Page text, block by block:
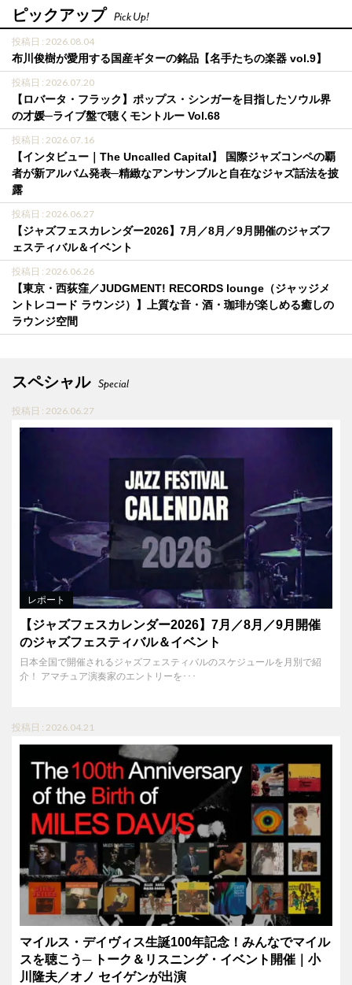
ピックアップ Pick Up!
投稿日 : 2026.08.04
布川俊樹が愛用する国産ギターの銘品【名手たちの楽器 vol.9】
投稿日 : 2026.07.20
【ロバータ・フラック】ポップス・シンガーを目指したソウル界
の才媛─ライブ盤で聴くモントルー Vol.68
投稿日 : 2026.07.16
【インタビュー｜The Uncalled Capital】 国際ジャズコンペの覇
者が新アルバム発表─精緻なアンサンブルと自在なジャズ話法を披
露
投稿日 : 2026.06.27
【ジャズフェスカレンダー2026】7月／8月／9月開催のジャズフ
ェスティバル＆イベント
投稿日 : 2026.06.26
【東京・西荻窪／JUDGMENT! RECORDS lounge（ジャッジメ
ントレコード ラウンジ）】上質な音・酒・珈琲が楽しめる癒しの
ラウンジ空間
スペシャル Special
投稿日 : 2026.06.27
レポート
【ジャズフェスカレンダー2026】7月／8月／9月開催
のジャズフェスティバル＆イベント
日本全国で開催されるジャズフェスティバルのスケジュールを月別で紹
介！ アマチュア演奏家のエントリーを･･･
投稿日 : 2026.04.21
マイルス・デイヴィス生誕100年記念！みんなでマイル
スを聴こう─ トーク＆リスニング・イベント開催｜小
川隆夫／オノ セイゲンが出演